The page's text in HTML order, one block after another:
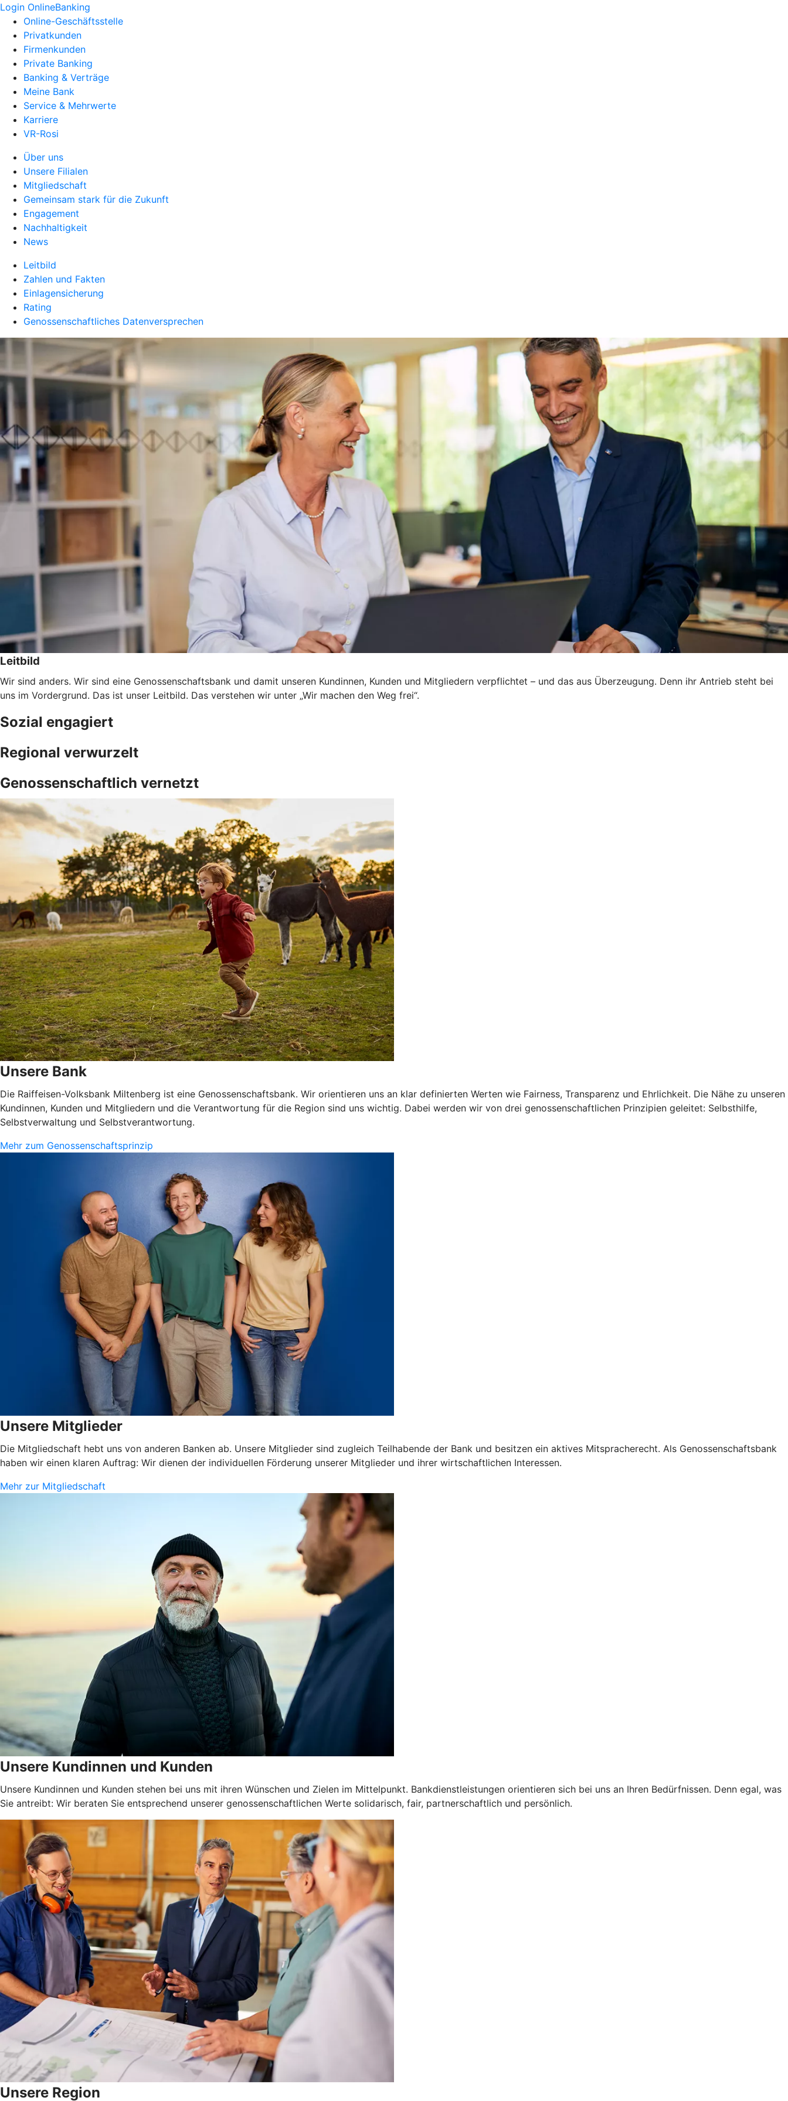
Login OnlineBanking
Online-Geschäftsstelle
Privatkunden
Firmenkunden
Private Banking
Banking & Verträge
Meine Bank
Service & Mehrwerte
Karriere
VR-Rosi
Über uns
Unsere Filialen
Mitgliedschaft
Gemeinsam stark für die Zukunft
Engagement
Nachhaltigkeit
News
Leitbild
Zahlen und Fakten
Einlagensicherung
Rating
Genossenschaftliches Datenversprechen
Leitbild
Wir sind anders. Wir sind eine Genossenschaftsbank und damit unseren Kundinnen, Kunden und Mitgliedern verpflichtet – und das aus Überzeugung. Denn ihr Antrieb steht bei
uns im Vordergrund. Das ist unser Leitbild. Das verstehen wir unter „Wir machen den Weg frei“.
Sozial engagiert
Regional verwurzelt
Genossenschaftlich vernetzt
Unsere Bank
Die Raiffeisen-Volksbank Miltenberg ist eine Genossenschaftsbank. Wir orientieren uns an klar definierten Werten wie Fairness, Transparenz und Ehrlichkeit. Die Nähe zu unseren
Kundinnen, Kunden und Mitgliedern und die Verantwortung für die Region sind uns wichtig. Dabei werden wir von drei genossenschaftlichen Prinzipien geleitet: Selbsthilfe,
Selbstverwaltung und Selbstverantwortung.
Mehr zum Genossenschaftsprinzip
Unsere Mitglieder
Die Mitgliedschaft hebt uns von anderen Banken ab. Unsere Mitglieder sind zugleich Teilhabende der Bank und besitzen ein aktives Mitspracherecht. Als Genossenschaftsbank
haben wir einen klaren Auftrag: Wir dienen der individuellen Förderung unserer Mitglieder und ihrer wirtschaftlichen Interessen.
Mehr zur Mitgliedschaft
Unsere Kundinnen und Kunden
Unsere Kundinnen und Kunden stehen bei uns mit ihren Wünschen und Zielen im Mittelpunkt. Bankdienstleistungen orientieren sich bei uns an Ihren Bedürfnissen. Denn egal, was
Sie antreibt: Wir beraten Sie entsprechend unserer genossenschaftlichen Werte solidarisch, fair, partnerschaftlich und persönlich.
Unsere Region